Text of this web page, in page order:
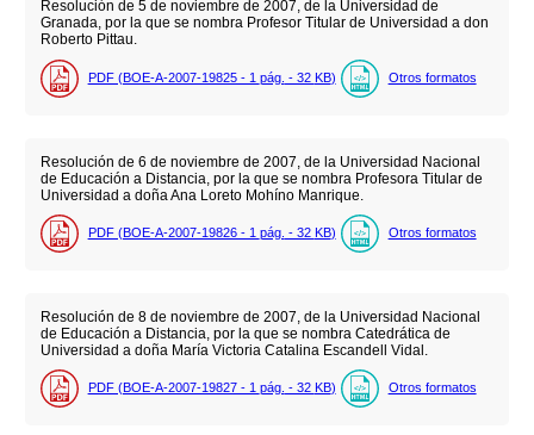
Resolución de 5 de noviembre de 2007, de la Universidad de
Granada, por la que se nombra Profesor Titular de Universidad a don
Roberto Pittau.
PDF (BOE-A-2007-19825 - 1 pág. - 32 KB) Otros formatos
Resolución de 6 de noviembre de 2007, de la Universidad Nacional
de Educación a Distancia, por la que se nombra Profesora Titular de
Universidad a doña Ana Loreto Mohíno Manrique.
PDF (BOE-A-2007-19826 - 1 pág. - 32 KB) Otros formatos
Resolución de 8 de noviembre de 2007, de la Universidad Nacional
de Educación a Distancia, por la que se nombra Catedrática de
Universidad a doña María Victoria Catalina Escandell Vidal.
PDF (BOE-A-2007-19827 - 1 pág. - 32 KB) Otros formatos